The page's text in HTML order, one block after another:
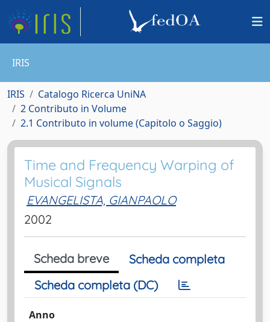
IRIS
IRIS
Catalogo Ricerca UniNA
2 Contributo in Volume
2.1 Contributo in volume (Capitolo o Saggio)
Time and Frequency Warping of
Musical Signals
EVANGELISTA, GIANPAOLO
2002
Scheda breve
Scheda completa
Scheda completa (DC)
Anno